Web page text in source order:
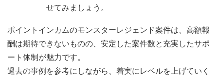
せてみましょう。
ポイントインカムのモンスターレジェンド案件は、高額報
酬は期待できないものの、安定した案件数と充実したサポ
ート体制が魅力です。
過去の事例を参考にしながら、着実にレベルを上げていく